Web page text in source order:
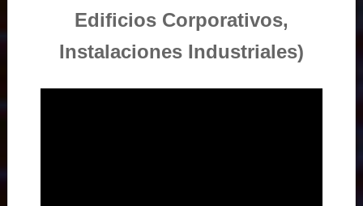
Edificios Corporativos,
Instalaciones Industriales)